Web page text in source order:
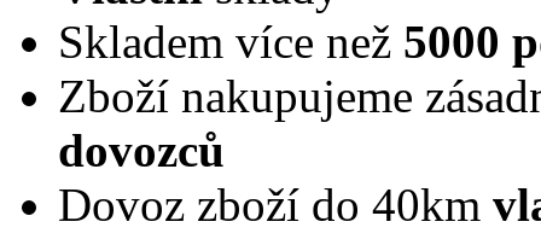
Skladem více než 5000
Zboží nakupujeme
dovozců
Dovoz zboží do 40km